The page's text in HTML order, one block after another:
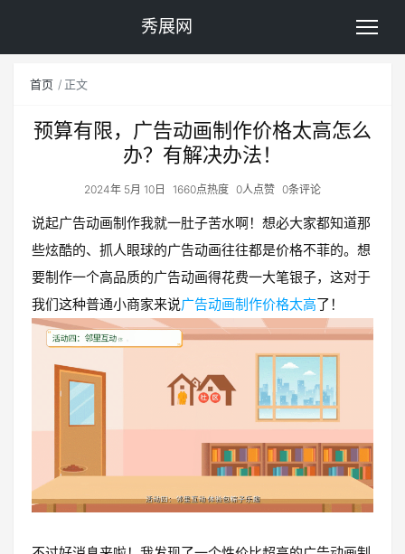
秀展网
首页 正文
预算有限，广告动画制作价格太高怎么
办？有解决办法！
2024年 5月 10日 1660点热度 0人点赞 0条评论
说起广告动画制作我就一肚子苦水啊！想必大家都知道那
些炫酷的、抓人眼球的广告动画往往都是价格不菲的。想
要制作一个高品质的广告动画得花费一大笔银子，这对于
我们这种普通小商家来说广告动画制作价格太高了！